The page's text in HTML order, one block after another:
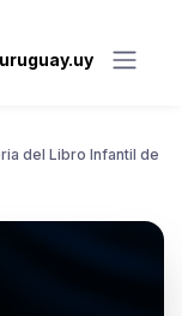
uruguay.uy
del Libro Infantil de